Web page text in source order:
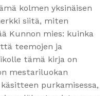
kolmen yksinäisen
siitä, miten
Kunnon mies: kuinka
teemojen ja
tämä kirja on
mestariluokan
purkamisessa,